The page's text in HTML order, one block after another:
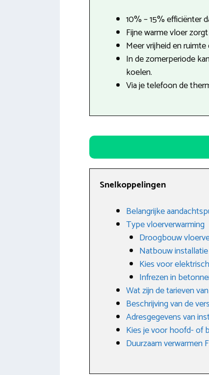
10% – 15% efficiënter
Fijne warme vloer
Meer vrijheid en
In de zomerperiode
koelen.
Via je telefoon de
Snelkoppelingen
Belangrijke
Type vloerverwarming
Droogbouw
Natbouw installatie
Kies voor
Infrezen in
Wat zijn de tarieven
Beschrijving van de
Adresgegevens van
Kies je voor hoofd- of
Duurzaam verwarmen